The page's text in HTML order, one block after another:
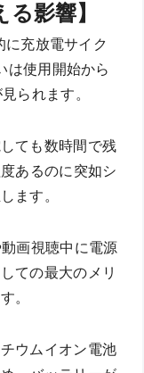
影響】
充放電サイク
は使用開始から
られます。
ても数時間で残
あるのに突如シ
ます。
画視聴中に電源
ての最大のメリ
。
ウムイオン電池